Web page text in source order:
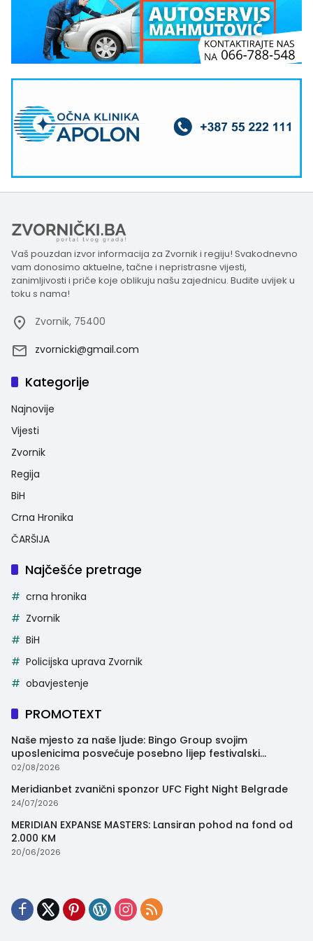
Vaš pouzdan izvor informacija za Zvornik i regiju! Svakodnevno
vam donosimo aktuelne, tačne i nepristrasne vijesti,
zanimljivosti i priče koje oblikuju našu zajednicu. Budite uvijek u
toku s nama!
Zvornik, 75400
zvornicki@gmail.com
Kategorije
Najnovije
Vijesti
Zvornik
Regija
BiH
Crna Hronika
ČARŠIJA
Najčešće pretrage
crna hronika
Zvornik
BiH
Policijska uprava Zvornik
obavjestenje
PROMOTEXT
Naše mjesto za naše ljude: Bingo Group svojim
uposlenicima posvećuje posebno lijep festivalski
trenutak
02/08/2026
Meridianbet zvanični sponzor UFC Fight Night Belgrade
24/07/2026
MERIDIAN EXPANSE MASTERS: Lansiran pohod na fond od
2.000 KM
20/06/2026